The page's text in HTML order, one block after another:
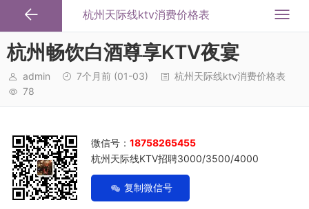
杭州天际线ktv消费价格表
杭州畅饮白酒尊享KTV夜宴
admin 7个月前 (01-03)
杭州天际线ktv消费价格表
78
微信号： 18758265455
杭州天际线KTV招聘3000/3500/4000
复制微信号